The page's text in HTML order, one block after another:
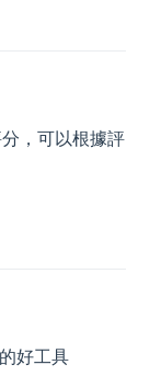
，可以根據評
好工具